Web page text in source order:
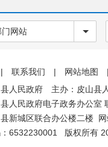
公开年报
报表
依申请公
开
门网站
| 联系我们 | 网站地图 |
人民政府 主办：皮山县
人民政府电子政务办公室
新城区联合办公楼二楼 网
6532230001
版权所有